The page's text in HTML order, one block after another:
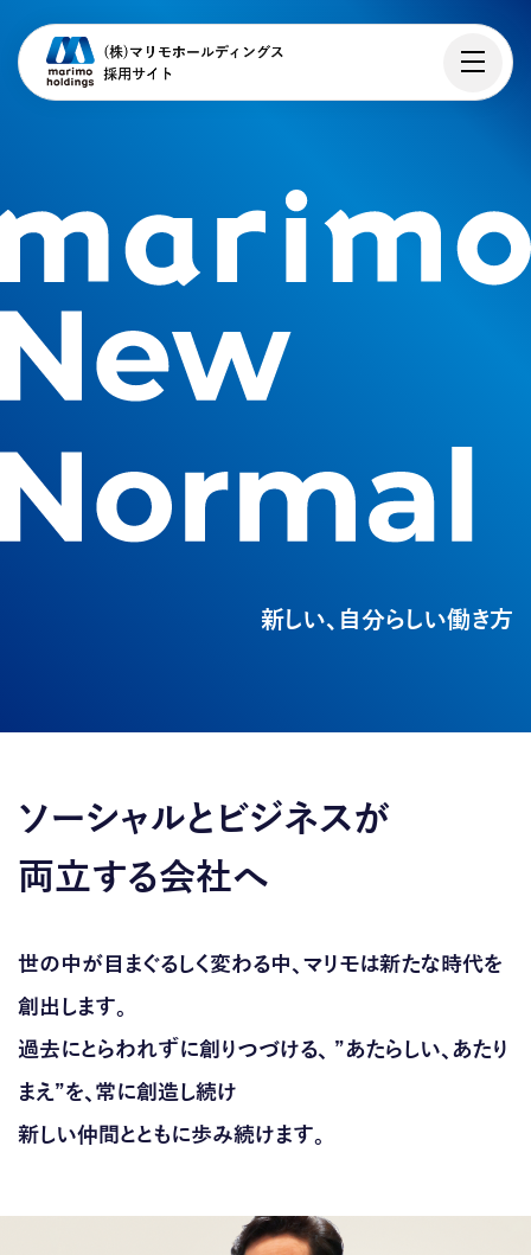
新しい、自分らしい働き方
ソーシャルとビジネスが
両立する会社へ
世の中が目まぐるしく変わる中、マリモは新たな時代を
創出します。
過去にとらわれずに創りつづける、 ”あたらしい、あたり
まえ”を、常に創造し続け
新しい仲間とともに歩み続けます。